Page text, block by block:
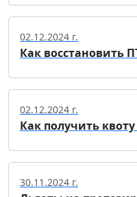
02.12.2024 г.
Как восстановить
02.12.2024 г.
Как получить
30.11.2024 г.